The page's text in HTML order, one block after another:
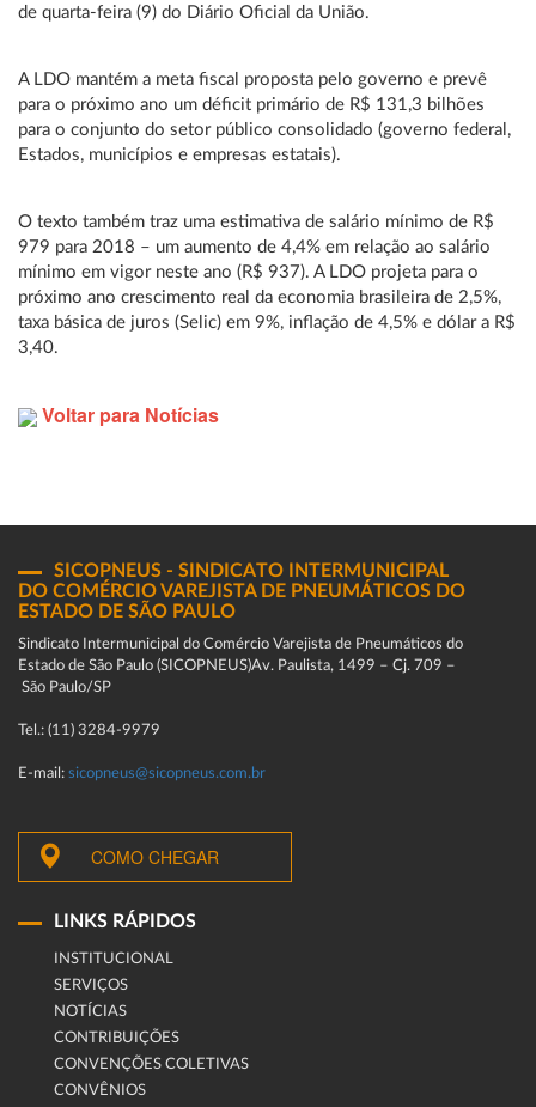
de quarta-feira (9) do Diário Oficial da União.
A LDO mantém a meta fiscal proposta pelo governo e prevê
para o próximo ano um déficit primário de R$ 131,3 bilhões
para o conjunto do setor público consolidado (governo federal,
Estados, municípios e empresas estatais).
O texto também traz uma estimativa de salário mínimo de R$
979 para 2018 – um aumento de 4,4% em relação ao salário
mínimo em vigor neste ano (R$ 937). A LDO projeta para o
próximo ano crescimento real da economia brasileira de 2,5%,
taxa básica de juros (Selic) em 9%, inflação de 4,5% e dólar a R$
3,40.
Voltar para Notícias
SICOPNEUS - SINDICATO INTERMUNICIPAL
DO COMÉRCIO VAREJISTA DE PNEUMÁTICOS DO
ESTADO DE SÃO PAULO
Sindicato Intermunicipal do Comércio Varejista de Pneumáticos do
Estado de São Paulo (SICOPNEUS)Av. Paulista, 1499 – Cj. 709 –
São Paulo/SP
Tel.: (11) 3284-9979
E-mail: sicopneus@sicopneus.com.br
COMO CHEGAR
LINKS RÁPIDOS
INSTITUCIONAL
SERVIÇOS
NOTÍCIAS
CONTRIBUIÇÕES
CONVENÇÕES COLETIVAS
CONVÊNIOS